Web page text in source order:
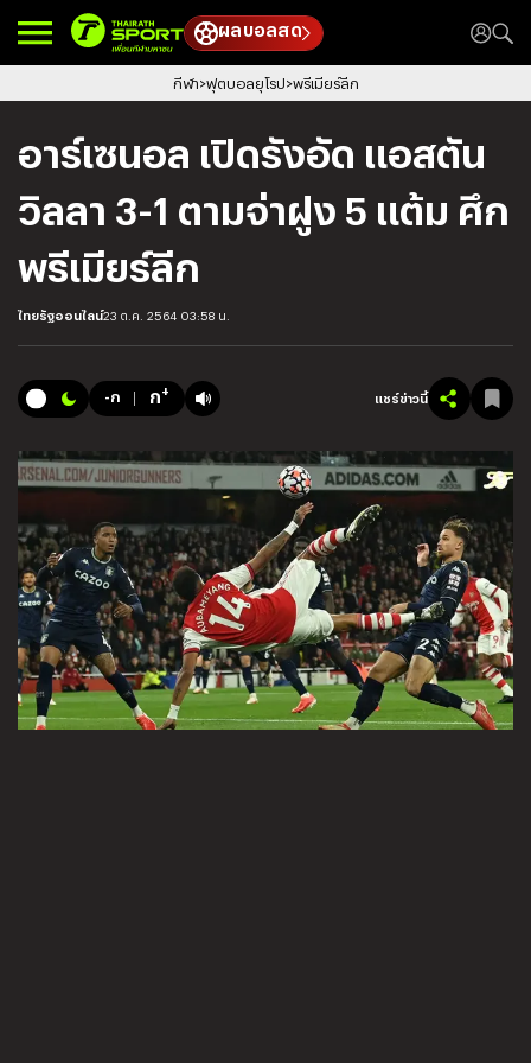
ผลบอลสด
กีฬา ฟุตบอลยุโรป พรีเมียร์ลีก
อาร์เซนอล เปิดรังอัด แอสตัน
วิลลา 3-1 ตามจ่าฝูง 5 แต้ม ศึก
พรีเมียร์ลีก
ไทยรัฐออนไลน์23 ต.ค. 2564 03:58 น.
-ก ก+ แชร์ข่าวนี้